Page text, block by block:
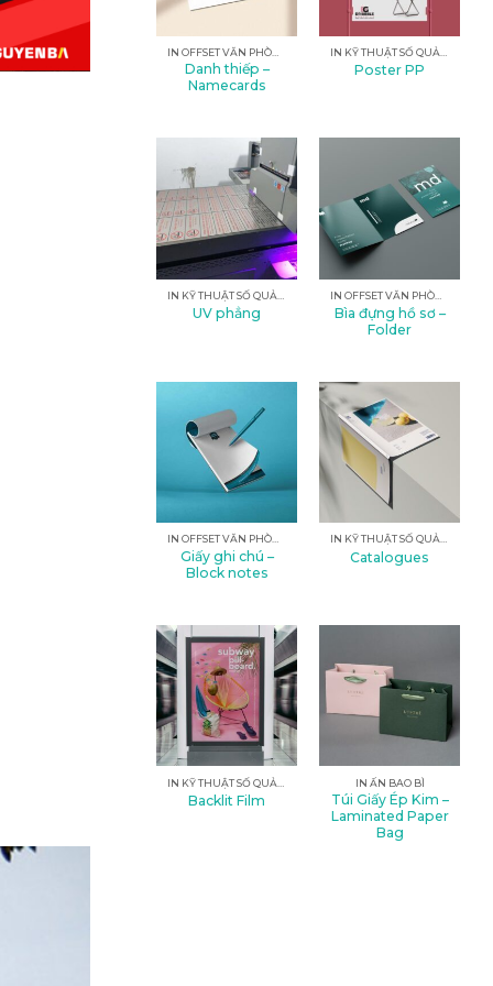
IN OFFSET VĂN PHÒNG
Danh thiếp –
Namecards
Poster PP
IN KỸ THUẬT SỐ QUẢNG CÁO
UV phẳng
IN OFFSET VĂN PHÒNG
Bìa đựng hồ sơ –
Folder
IN OFFSET VĂN PHÒNG
Giấy ghi chú –
Block notes
IN KỸ THUẬT SỐ QUẢNG CÁO
Catalogues
Backlit Film
IN ẤN BAO BÌ
Túi Giấy Ép Kim –
Laminated Paper
Bag